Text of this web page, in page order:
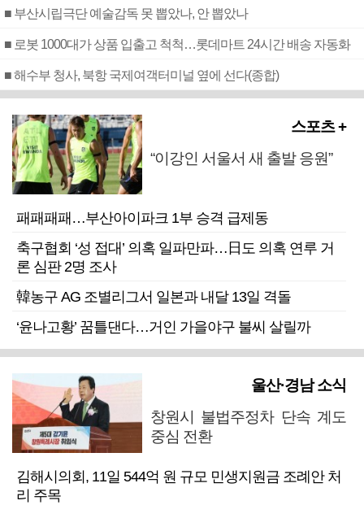
■ 부산시립극단 예술감독 못 뽑았나, 안 뽑았나
■ 로봇 1000대가 상품 입출고 척척…롯데마트 24시간 배송 자동화
■ 해수부 청사, 북항 국제여객터미널 옆에 선다(종합)
스포츠 +
“이강인 서울서 새 출발 응원”
패패패패…부산아이파크 1부 승격 급제동
축구협회 ‘성 접대’ 의혹 일파만파…日도 의혹 연루 거
론 심판 2명 조사
韓농구 AG 조별리그서 일본과 내달 13일 격돌
‘윤나고황’ 꿈틀댄다…거인 가을야구 불씨 살릴까
울산·경남 소식
창원시 불법주정차 단속 계도
중심 전환
김해시의회, 11일 544억 원 규모 민생지원금 조례안 처
리 주목